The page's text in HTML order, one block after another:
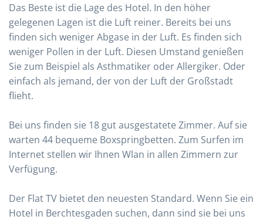
Das Beste ist die Lage des Hotel. In den höher
gelegenen Lagen ist die Luft reiner. Bereits bei uns
finden sich weniger Abgase in der Luft. Es finden sich
weniger Pollen in der Luft. Diesen Umstand genießen
Sie zum Beispiel als Asthmatiker oder Allergiker. Oder
einfach als jemand, der von der Luft der Großstadt
flieht.
Bei uns finden sie 18 gut ausgestatete Zimmer. Auf sie
warten 44 bequeme Boxspringbetten. Zum Surfen im
Internet stellen wir Ihnen Wlan in allen Zimmern zur
Verfügung.
Der Flat TV bietet den neuesten Standard. Wenn Sie ein
Hotel in Berchtesgaden suchen, dann sind sie bei uns